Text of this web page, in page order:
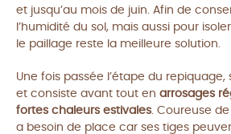
et jusqu’au mois de juin. Afin de
l’humidité du sol, mais aussi pour
le paillage reste la meilleure solution.
Une fois passée l’étape du
et consiste avant tout en arrosages
fortes chaleurs estivales . Coureuse
a besoin de place car ses tiges